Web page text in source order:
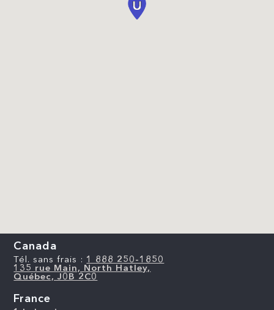
Canada
Tél. sans frais : 1 888 250-1850
135 rue Main, North Hatley,
Québec, J0B 2C0
France